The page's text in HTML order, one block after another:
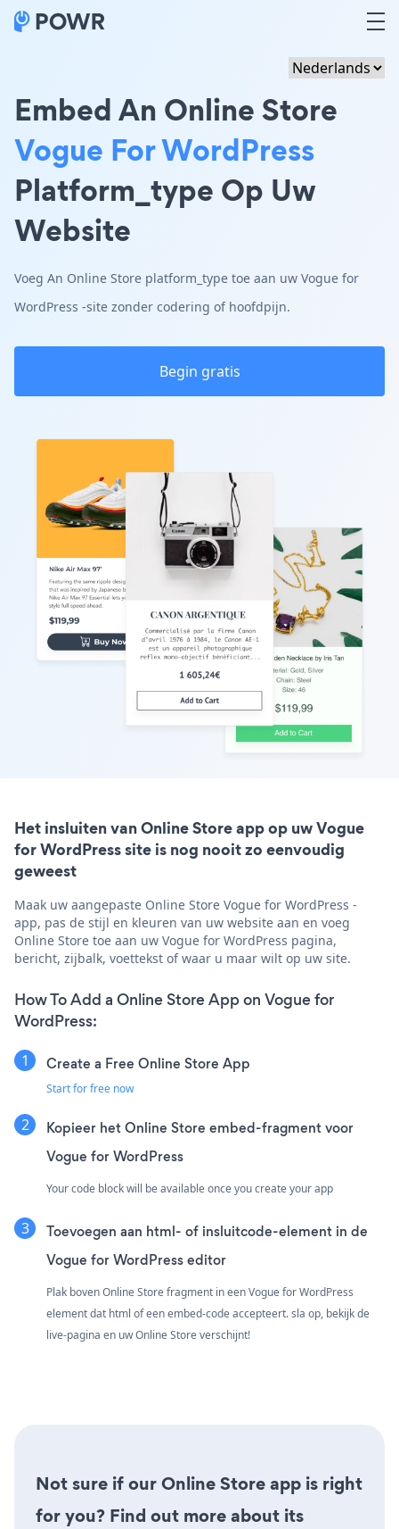
Embed An Online Store
Vogue For WordPress
Platform_type Op Uw
Website
Voeg An Online Store platform_type toe aan uw Vogue for
WordPress -site zonder codering of hoofdpijn.
Begin gratis
Het insluiten van Online Store app op uw Vogue
for WordPress site is nog nooit zo eenvoudig
geweest
Maak uw aangepaste Online Store Vogue for WordPress -
app, pas de stijl en kleuren van uw website aan en voeg
Online Store toe aan uw Vogue for WordPress pagina,
bericht, zijbalk, voettekst of waar u maar wilt op uw site.
How To Add a Online Store App on Vogue for
WordPress:
Create a Free Online Store App
Start for free now
Kopieer het Online Store embed-fragment voor
Vogue for WordPress
Your code block will be available once you create your app
Toevoegen aan html- of insluitcode-element in de
Vogue for WordPress editor
Plak boven Online Store fragment in een Vogue for WordPress
element dat html of een embed-code accepteert. sla op, bekijk de
live-pagina en uw Online Store verschijnt!
Not sure if our Online Store app is right
for you? Find out more about its